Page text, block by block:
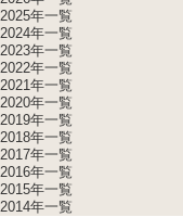
2025年一覧
2024年一覧
2023年一覧
2022年一覧
2021年一覧
2020年一覧
2019年一覧
2018年一覧
2017年一覧
2016年一覧
2015年一覧
2014年一覧